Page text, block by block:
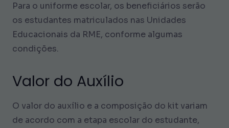
Para o uniforme escolar, os beneficiários serão
os estudantes matriculados nas Unidades
Educacionais da RME, conforme algumas
condições.
Valor do Auxílio
O valor do auxílio e a composição do kit variam
de acordo com a etapa escolar do estudante,